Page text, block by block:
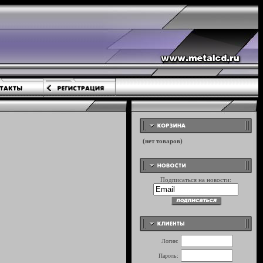
Подписаться на новости:
Логин:
Пароль: